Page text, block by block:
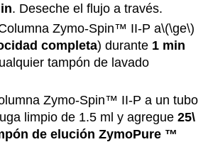
. Deseche el flujo a través.
Zymo-Spin™ II-P a\(\ge\)
completa) durante 1 min
tampón de lavado
Zymo-Spin™ II-P a un tubo
limpio de 1.5 ml y agregue25\
de elución ZymoPure ™